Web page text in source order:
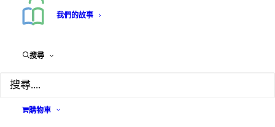
我們的故事
搜尋
購物車